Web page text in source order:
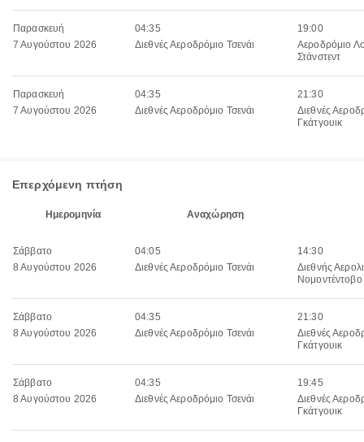
Παρασκευή
7 Αυγούστου 2026
04:35
Διεθνές Αεροδρόμιο Τσενάι
19:00
Αεροδρόμιο
Στάνστεντ
Παρασκευή
7 Αυγούστου 2026
04:35
Διεθνές Αεροδρόμιο Τσενάι
21:30
Διεθνές
Γκάτγουικ
Επερχόμενη πτήση
Ημερομηνία Αναχώρηση
Σάββατο
8 Αυγούστου 2026
04:05
Διεθνές Αεροδρόμιο Τσενάι
14:30
Διεθνής
Νομοντέντοβο
Σάββατο
8 Αυγούστου 2026
04:35
Διεθνές Αεροδρόμιο Τσενάι
21:30
Διεθνές
Γκάτγουικ
Σάββατο
8 Αυγούστου 2026
04:35
Διεθνές Αεροδρόμιο Τσενάι
19:45
Διεθνές
Γκάτγουικ